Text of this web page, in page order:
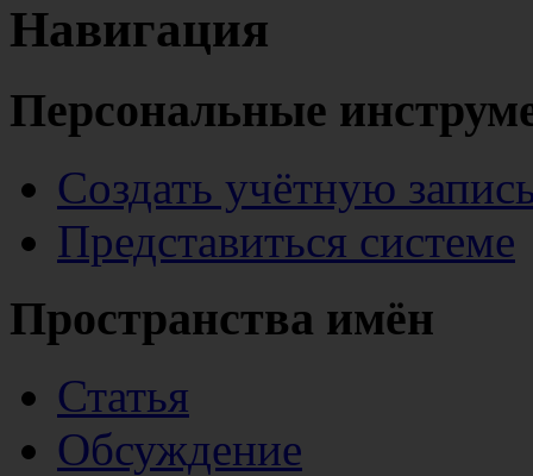
Навигация
Персональные
Создать учётную
Представиться системе
Пространства имён
Статья
Обсуждение